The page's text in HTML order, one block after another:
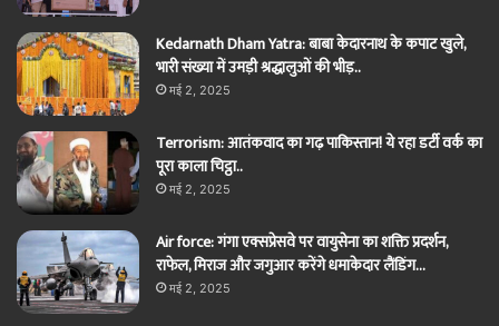
Kedarnath Dham Yatra: बाबा केदारनाथ के कपाट खुले,
भारी संख्या में उमड़ी श्रद्धालुओं की भीड़..
मई 2, 2025
Terrorism: आतंकवाद का गढ़ पाकिस्तान! ये रहा डर्टी वर्क का
पूरा काला चिट्ठा..
मई 2, 2025
Air force: गंगा एक्सप्रेसवे पर वायुसेना का शक्ति प्रदर्शन,
राफेल, मिराज और जगुआर करेंगे धमाकेदार लैंडिंग…
मई 2, 2025